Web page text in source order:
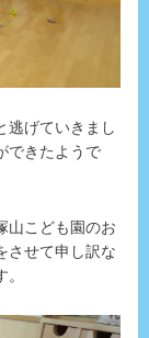
逃げていきまし
できたようで
山こども園のお
させて申し訳な